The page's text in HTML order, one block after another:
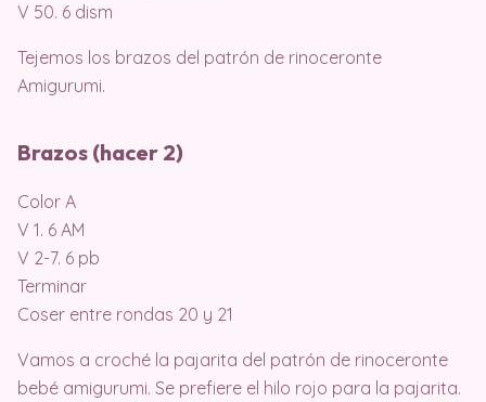
V 50. 6 dism
Tejemos los brazos del patrón de rinoceronte
Amigurumi.
Brazos (hacer 2)
Color A
V 1. 6 AM
V 2-7. 6 pb
Terminar
Coser entre rondas 20 y 21
Vamos a croché la pajarita del patrón de rinoceronte
bebé amigurumi. Se prefiere el hilo rojo para la pajarita.